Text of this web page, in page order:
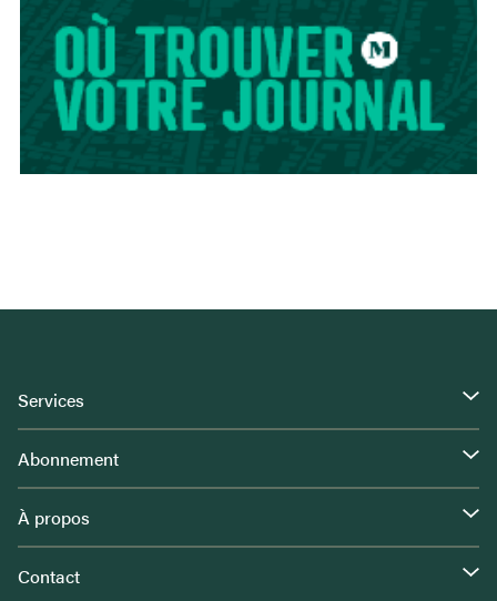
Services
Abonnement
À propos
Contact